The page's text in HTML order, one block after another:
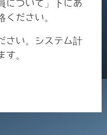
について」下にあ
ください。
さい。システム計
。